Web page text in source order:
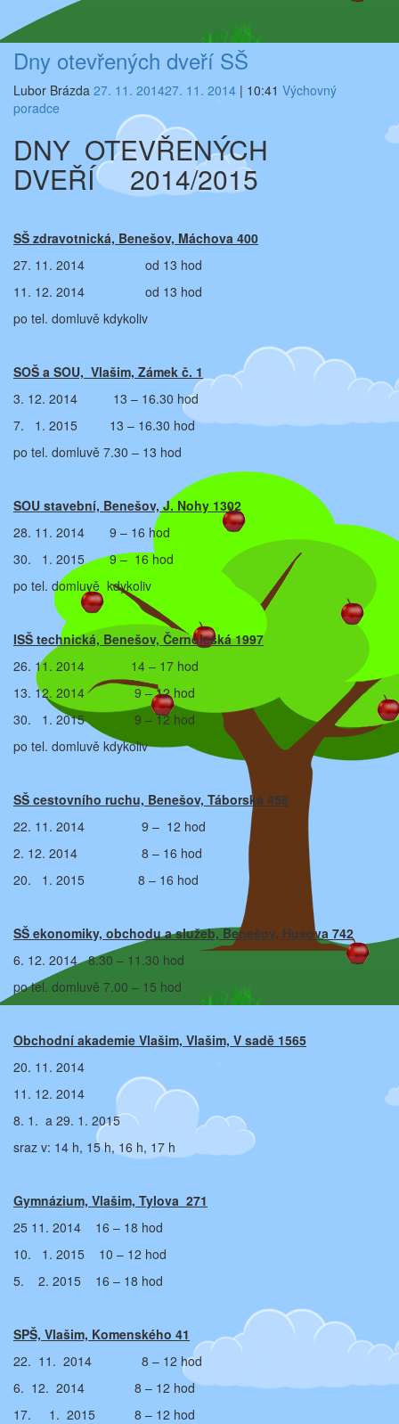
Dny otevřených dveří SŠ
Lubor Brázda 27. 11. 201427. 11. 2014 | 10:41 Výchovný
poradce
DNY OTEVŘENÝCH
DVEŘÍ 2014/2015
SŠ zdravotnická, Benešov, Máchova 400
27. 11. 2014 od 13 hod
11. 12. 2014 od 13 hod
po tel. domluvě kdykoliv
SOŠ a SOU, Vlašim, Zámek č. 1
3. 12. 2014 13 – 16.30 hod
7. 1. 2015 13 – 16.30 hod
po tel. domluvě 7.30 – 13 hod
SOU stavební, Benešov, J. Nohy 1302
28. 11. 2014 9 – 16 hod
30. 1. 2015 9 – 16 hod
po tel. domluvě kdykoliv
ISŠ technická, Benešov, Černoleská 1997
26. 11. 2014 14 – 17 hod
13. 12. 2014 9 – 12 hod
30. 1. 2015 9 – 12 hod
po tel. domluvě kdykoliv
SŠ cestovního ruchu, Benešov, Táborská 458
22. 11. 2014 9 – 12 hod
2. 12. 2014 8 – 16 hod
20. 1. 2015 8 – 16 hod
SŠ ekonomiky, obchodu a služeb, Benešov, Husova 742
6. 12. 2014 8.30 – 11.30 hod
po tel. domluvě 7.00 – 15 hod
Obchodní akademie Vlašim, Vlašim, V sadě 1565
20. 11. 2014
11. 12. 2014
8. 1. a 29. 1. 2015
sraz v: 14 h, 15 h, 16 h, 17 h
Gymnázium, Vlašim, Tylova 271
25 11. 2014 16 – 18 hod
10. 1. 2015 10 – 12 hod
5. 2. 2015 16 – 18 hod
SPŠ, Vlašim, Komenského 41
22. 11. 2014 8 – 12 hod
6. 12. 2014 8 – 12 hod
17. 1. 2015 8 – 12 hod